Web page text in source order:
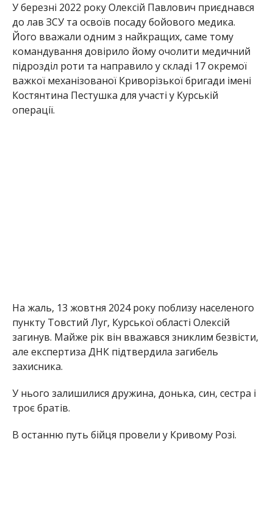
У березні 2022 року Олексій Павлович приєднався
до лав ЗСУ та освоїв посаду бойового медика.
Його вважали одним з найкращих, саме тому
командування довірило йому очолити медичний
підрозділ роти та направило у складі 17 окремої
важкої механізованої Криворізької бригади імені
Костянтина Пестушка для участі у Курській
операції.
На жаль, 13 жовтня 2024 року поблизу населеного
пункту Товстий Луг, Курської області Олексій
загинув. Майже рік він вважався зниклим безвісти,
але експертиза ДНК підтвердила загибель
захисника.
У нього залишилися дружина, донька, син, сестра і
троє братів.
В останню путь бійця провели у Кривому Розі.